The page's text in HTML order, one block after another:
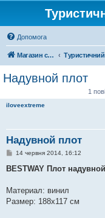
Допомога
Магазин спорядження
Надувной плот
1
iloveextreme
Надувной плот
П
в
о
л
14 червня 2014, 16:12
BESTWAY Плот надувной
Материал: винил
Размер: 188х117 см